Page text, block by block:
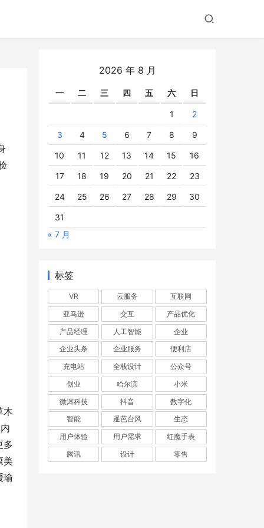
木
多
美
瑜
2026 年 8 月
一 二 三 四 五 六 日
1 2
3 4 5 6 7 8 9
10 11 12 13 14 15 16
17 18 19 20 21 22 23
24 25 26 27 28 29 30
31
« 7 月
标签
VR 云服务
互联网
亚马逊
交互
产品优化
产品经理
人工智能
企业
企业头条
企业服务
便利店
充电站
全栈设计
公众号
创业
哈尔滨
小米
微洱科技
抖音
数字化
智能
暹芭台风
生态
用户体验
用户需求
红魔手表
腾讯
设计 零售